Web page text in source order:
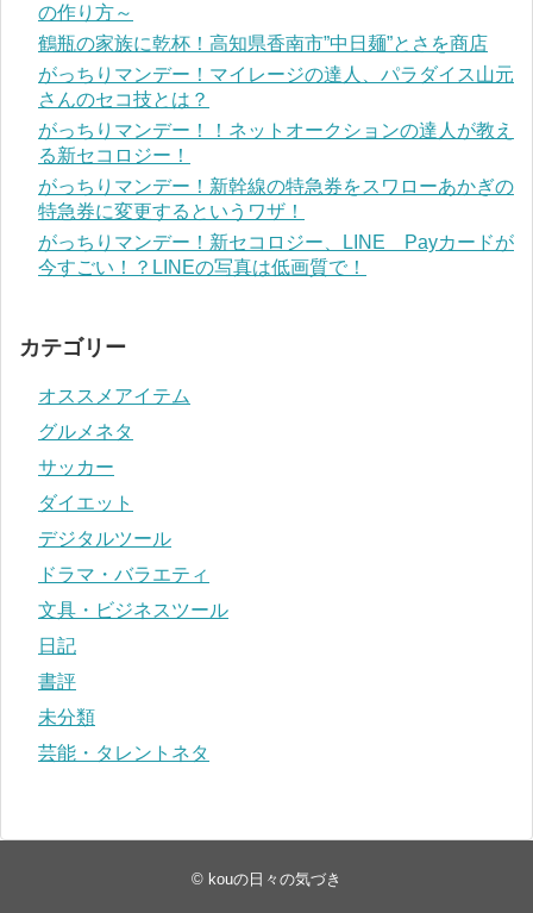
の作り方～
鶴瓶の家族に乾杯！高知県香南市”中日麺”とさを商店
がっちりマンデー！マイレージの達人、パラダイス山元
さんのセコ技とは？
がっちりマンデー！！ネットオークションの達人が教え
る新セコロジー！
がっちりマンデー！新幹線の特急券をスワローあかぎの
特急券に変更するというワザ！
がっちりマンデー！新セコロジー、LINE Payカードが
今すごい！？LINEの写真は低画質で！
カテゴリー
オススメアイテム
グルメネタ
サッカー
ダイエット
デジタルツール
ドラマ・バラエティ
文具・ビジネスツール
日記
書評
未分類
芸能・タレントネタ
© kouの日々の気づき